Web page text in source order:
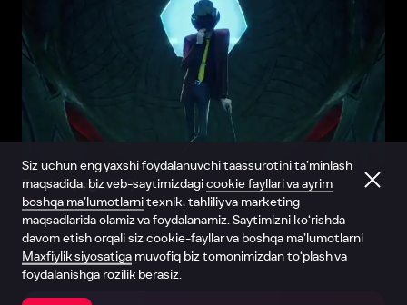
Treyler (ingliz tili)
0:01:58
Siz uchun eng yaxshi foydalanuvchi taassurotini ta’minlash
maqsadida, biz veb-saytimizdagicookie fayllari va ayrim
boshqa ma’lumotlarnitexnik, tahliliy va marketing
maqsadlarida olamiz va foydalanamiz. Saytimizni ko‘rishda
davom etish orqali siz cookie-fayllar va boshqa ma’lumotlarni
Maxfiylik siyosatiga muvofiq biz tomonimizdan to‘plash va
foydalanishga rozilik berasiz.